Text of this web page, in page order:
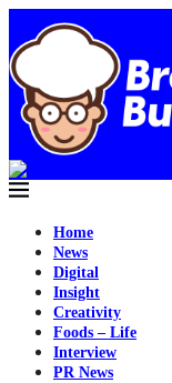
Home
News
Digital
Insight
Creativity
Foods – Life
Interview
PR News